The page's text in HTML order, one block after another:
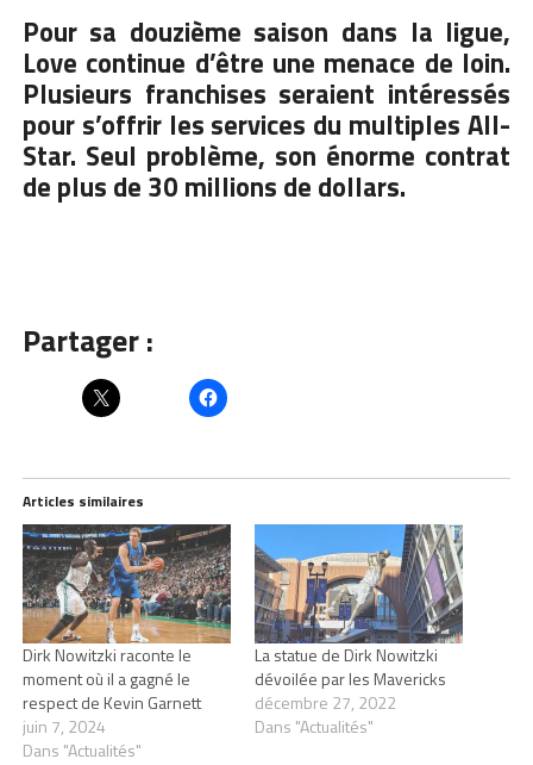
Pour sa douzième saison dans la ligue,
Love continue d’être une menace de loin.
Plusieurs franchises seraient intéressés
pour s’offrir les services du multiples All-
Star. Seul problème, son énorme contrat
de plus de 30 millions de dollars.
Partager :
Articles similaires
Dirk Nowitzki raconte le
moment où il a gagné le
respect de Kevin Garnett
juin 7, 2024
Dans "Actualités"
La statue de Dirk Nowitzki
dévoilée par les Mavericks
décembre 27, 2022
Dans "Actualités"